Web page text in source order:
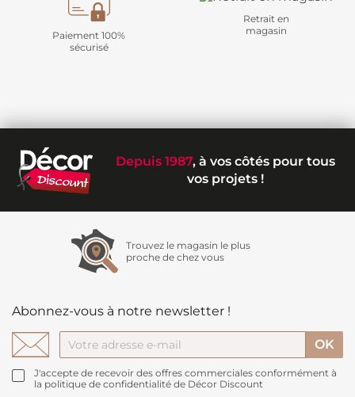
Paiement 100%
sécurisé
Retrait en
magasin
Depuis 1987, à vos côtés pour tous
vos projets !
Trouvez le magasin le plus
proche de chez vous
Abonnez-vous à notre newsletter !
J'accepte de recevoir des offres commerciales conformément à
la politique de confidentialité de Décor Discount